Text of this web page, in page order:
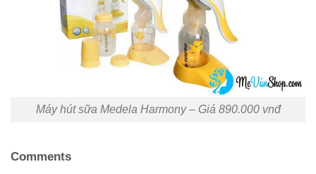
Máy hút sữa Medela Harmony – Giá 890.000 vnđ
Comments